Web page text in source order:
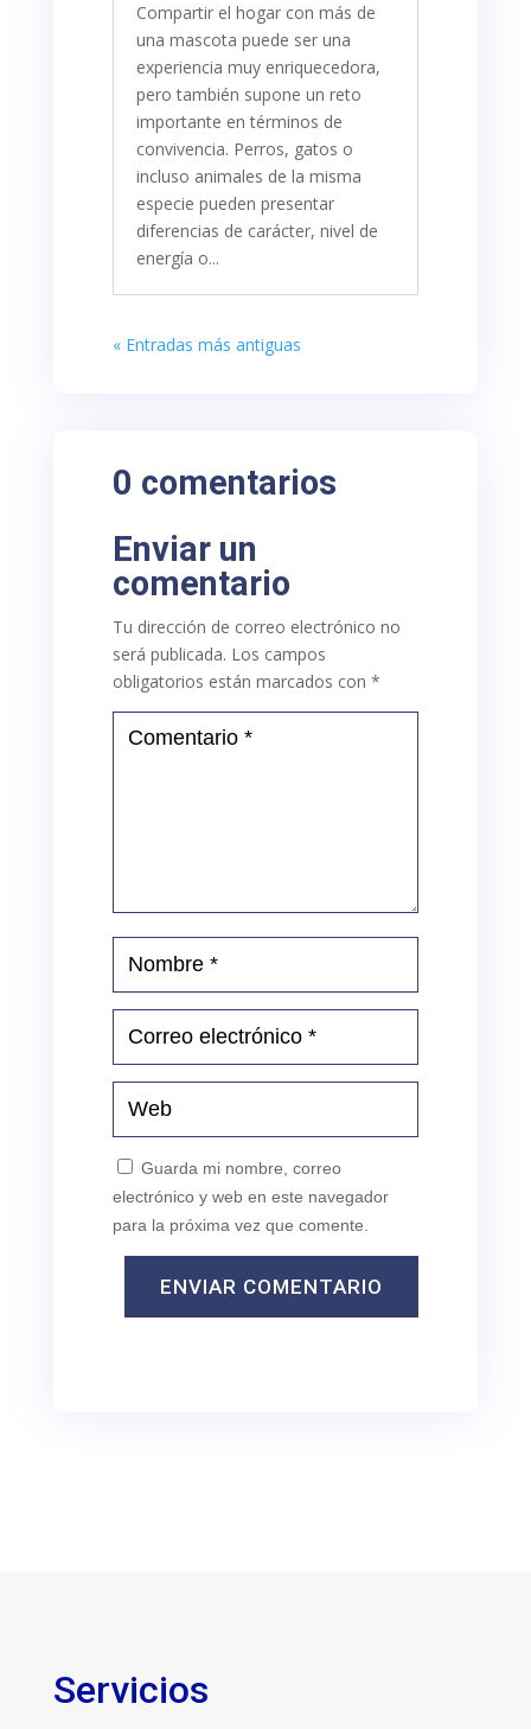
Compartir el hogar con más de
una mascota puede ser una
experiencia muy enriquecedora,
pero también supone un reto
importante en términos de
convivencia. Perros, gatos o
incluso animales de la misma
especie pueden presentar
diferencias de carácter, nivel de
energía o...
« Entradas más antiguas
0 comentarios
Enviar un
comentario
Tu dirección de correo electrónico no
será publicada. Los campos
obligatorios están marcados con *
Guarda mi nombre, correo
electrónico y web en este navegador
para la próxima vez que comente.
ENVIAR COMENTARIO
Servicios